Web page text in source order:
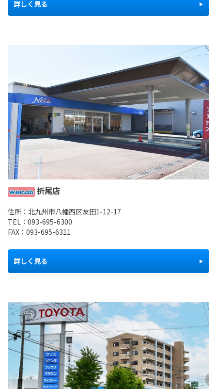
詳しく見る
折尾店
住所：北九州市八幡西区友田1-12-17
TEL： 093-695-6300
FAX：093-695-6311
詳しく見る